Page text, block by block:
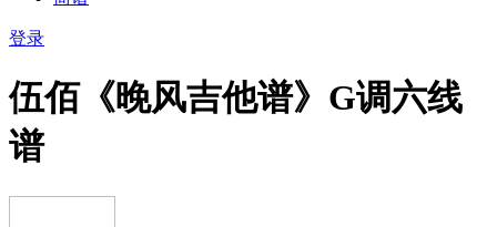
登录
伍佰《晚风吉他谱》G调六线
谱